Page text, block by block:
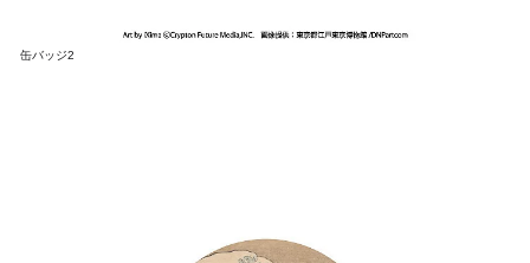
缶バッジ2